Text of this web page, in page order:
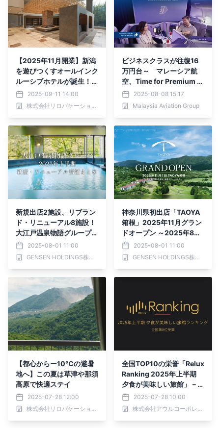
【2025年11月開業】新潟
を遊びつくすオールインク
ルーシブホテルが誕生！大
人も子どもも笑顔になる遊
びと癒しの空間｜ゆとりろ
越後湯沢
2025-09-11 14:00
株式会社リロバケーションズ
ビジネスクラスが往復16
万円台～ マレーシア航
空、Time for Premium E
scapadesキャンペーン開
始
2025-08-08 15:17
Malaysia Aviation Group
新規出店2施設、リブラン
ド・リニューアル8施設！
大江戸温泉物語グループの
2025年 上半期まとめ
2025-08-01 11:00
GENSEN HOLDINGS株式会社
神奈川県初出店「TAOYA
箱根」2025年11月グラン
ドオープン ～2025年8月1
日（金）予約受付開始～
2025-08-01 11:00
GENSEN HOLDINGS株式会社
【都心からー10℃の避暑
地へ】この夏は草津や那須
高原で快適ステイ
2025-07-28 12:00
株式会社リロバケーションズ
全国TOP10の栄誉「Relux
Ranking 2025年上半期
夕食が美味しい旅館」－夕
日ヶ浦温泉「佳松苑 別邸
ふうか」
2025-07-28 10:00
株式会社アウルコーポレーション